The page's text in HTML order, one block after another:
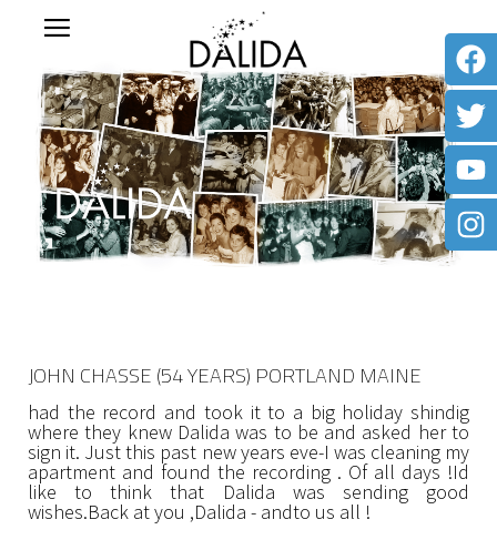
JOHN CHASSE (54 YEARS) PORTLAND MAINE
had the record and took it to a big holiday shindig
where they knew Dalida was to be and asked her to
sign it. Just this past new years eve-I was cleaning my
apartment and found the recording . Of all days !Id
like to think that Dalida was sending good
wishes.Back at you ,Dalida - andto us all !